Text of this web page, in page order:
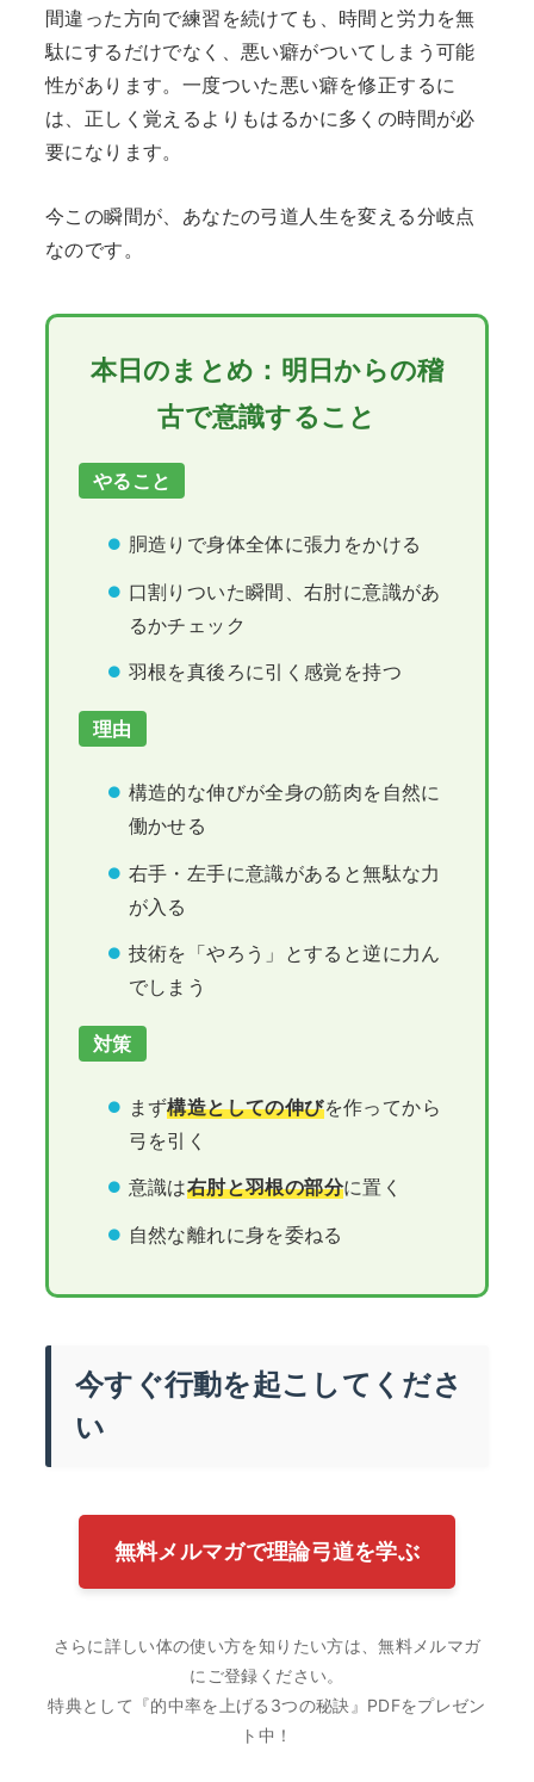
間違った方向で練習を続けても、時間と労力を無
駄にするだけでなく、悪い癖がついてしまう可能
性があります。一度ついた悪い癖を修正するに
は、正しく覚えるよりもはるかに多くの時間が必
要になります。
今この瞬間が、あなたの弓道人生を変える分岐点
なのです。
本日のまとめ：明日からの稽
古で意識すること
やること
胴造りで身体全体に張力をかける
口割りついた瞬間、右肘に意識があ
るかチェック
羽根を真後ろに引く感覚を持つ
理由
構造的な伸びが全身の筋肉を自然に
働かせる
右手・左手に意識があると無駄な力
が入る
技術を「やろう」とすると逆に力ん
でしまう
対策
まず構造としての伸びを作ってから
弓を引く
意識は右肘と羽根の部分に置く
自然な離れに身を委ねる
今すぐ行動を起こしてくださ
い
無料メルマガで理論弓道を学ぶ
さらに詳しい体の使い方を知りたい方は、無料メルマガ
にご登録ください。
特典として『的中率を上げる3つの秘訣』PDFをプレゼン
ト中！